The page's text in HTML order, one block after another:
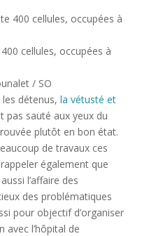
cellules, occupées à
/ SO
détenus, la vétusté et
pas sauté aux yeux du
plutôt en bon état.
de travaux ces
également que
l’affaire des
des problématiques
pour objectif d’organiser
avec l’hôpital de